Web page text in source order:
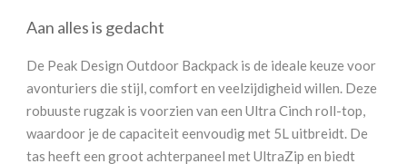
Aan alles is gedacht
De Peak Design Outdoor Backpack is de ideale keuze voor
avonturiers die stijl, comfort en veelzijdigheid willen. Deze
robuuste rugzak is voorzien van een Ultra Cinch roll-top,
waardoor je de capaciteit eenvoudig met 5L uitbreidt. De
tas heeft een groot achterpaneel met UltraZip en biedt